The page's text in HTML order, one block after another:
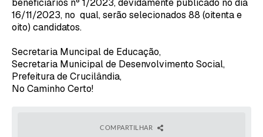
beneficiários nº 1/2023, devidamente publicado no dia
16/11/2023, no qual, serão selecionados 88 (oitenta e
oito) candidatos.
Secretaria Muncipal de Educação,
Secretaria Municipal de Desenvolvimento Social,
Prefeitura de Crucilândia,
No Caminho Certo!
COMPARTILHAR